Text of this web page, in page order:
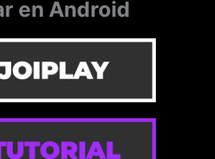
en Android